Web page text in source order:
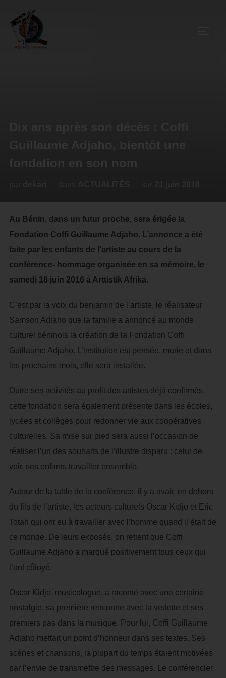
Au Bénin, dans un futur proche, sera érigée la
Fondation Coffi Guillaume Adjaho. L’annonce a été
faite par les enfants de l’artiste au cours de la
conférence- hommage organisée en sa mémoire, le
samedi 18 juin 2016 à Arttistik Afrika.
C’est par la voix du benjamin de l’artiste, le réalisateur
Samson Adjaho que la famille a annoncé au monde
culturel béninois la création de la Fondation Coffi
Guillaume Adjaho. L’institution est pensée, murie et dans
les prochains mois, elle sera installée.
Outre ses activités au profit des artistes déjà confirmés,
cette fondation sera également présente dans les écoles,
lycées et collèges pour redonner vie aux coopératives
culturelles. Sa mise sur pied sera aussi l’occasion de
réaliser l’un des souhaits de l’illustre disparu : celui de
voir, ses enfants travailler ensemble.
Autour de la table de la conférence, il y a avait, en dehors
du fils de l’artiste, les acteurs culturels Oscar Kidjo et Eric
Totah qui ont eu à travailler avec l’homme quand il était de
ce monde. De leurs exposés, on retient que Coffi
Guillaume Adjaho a marqué positivement tous ceux qui
l’ont côtoyé.
Oscar Kidjo, musicologue, a raconté avec une certaine
nostalgie, sa première rencontre avec la vedette et ses
premiers pas dans la musique. Pour lui, Coffi Guillaume
Adjaho mettait un point d’honneur dans ses textes. Ses
scènes et chansons, la plupart du temps étaient motivées
par l’envie de transmettre des messages. Le conférencier